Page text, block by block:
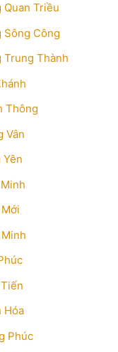
Quan Triều
Sông Công
Trung Thành
Thông
Vân
Yên
Hóa
Phúc